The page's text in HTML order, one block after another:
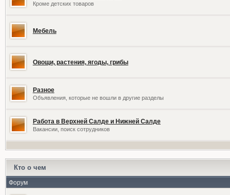
Кроме детских товаров
Мебель
Овощи, растения, ягоды, грибы
Разное
Объявления, которые не вошли в другие разделы
Работа в Верхней Салде и Нижней Салде
Вакансии, поиск сотрудников
Кто о чем
Форум